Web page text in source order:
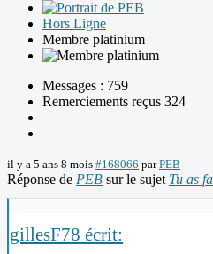
Hors Ligne
Membre platinium
Messages : 759
Remerciements reçus 324
il y a 5 ans 8 mois #168066 parPEB
Réponse de PEB sur le sujet Tu as
gillesF78 écrit: